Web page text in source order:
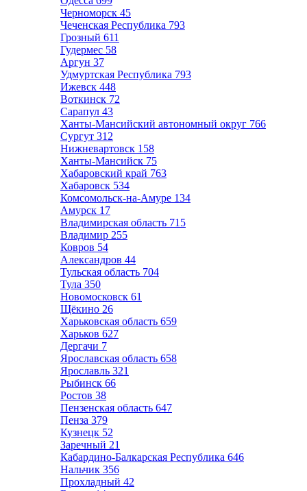
Черноморск 45
Чеченская Республика 793
Грозный 611
Гудермес 58
Аргун 37
Удмуртская Республика 793
Ижевск 448
Воткинск 72
Сарапул 43
Ханты-Мансийский автономный округ 766
Сургут 312
Нижневартовск 158
Ханты-Мансийск 75
Хабаровский край 763
Хабаровск 534
Комсомольск-на-Амуре 134
Амурск 17
Владимирская область 715
Владимир 255
Ковров 54
Александров 44
Тульская область 704
Тула 350
Новомосковск 61
Щёкино 26
Харьковская область 659
Харьков 627
Дергачи 7
Ярославская область 658
Ярославль 321
Рыбинск 66
Ростов 38
Пензенская область 647
Пенза 379
Кузнецк 52
Заречный 21
Кабардино-Балкарская Республика 646
Нальчик 356
Прохладный 42